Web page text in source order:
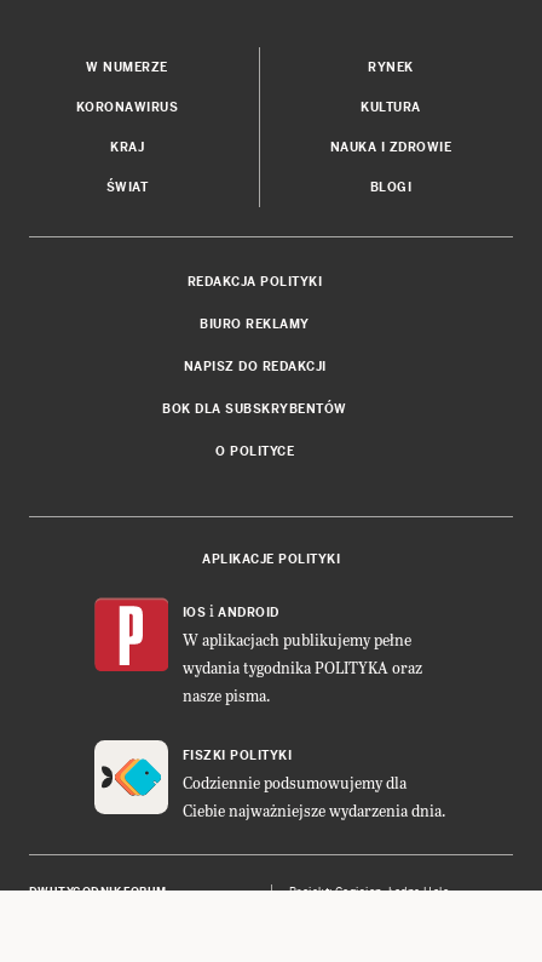
W NUMERZE
KORONAWIRUS
KRAJ
ŚWIAT
RYNEK
KULTURA
NAUKA I ZDROWIE
BLOGI
REDAKCJA POLITYKI
BIURO REKLAMY
NAPISZ DO REDAKCJI
BOK DLA SUBSKRYBENTÓW
O POLITYCE
APLIKACJE POLITYKI
IOS i ANDROID
W aplikacjach publikujemy pełne
wydania tygodnika POLITYKA oraz
nasze pisma.
FISZKI POLITYKI
Codziennie podsumowujemy dla
Ciebie najważniejsze wydarzenia dnia.
DWUTYGODNIK FORUM Projekt:Cogision,Ładne Halo